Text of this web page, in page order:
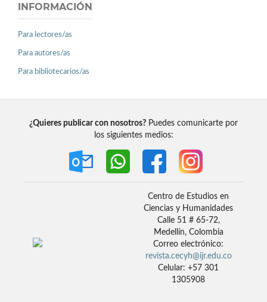
INFORMACIÓN
Para lectores/as
Para autores/as
Para bibliotecarios/as
¿Quieres publicar con nosotros? Puedes comunicarte por
los siguientes medios:
Centro de Estudios en
Ciencias y Humanidades
Calle 51 # 65-72,
Medellín, Colombia
Correo electrónico:
revista.cecyh@ijr.edu.co
Celular: +57 301
1305908